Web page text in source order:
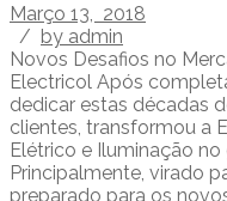
Março 13, 2018
/ by admin
Novos Desafios no
Electricol Após
dedicar estas décadas
clientes, transformou a
Elétrico e Iluminação
Principalmente, virado
preparado para os